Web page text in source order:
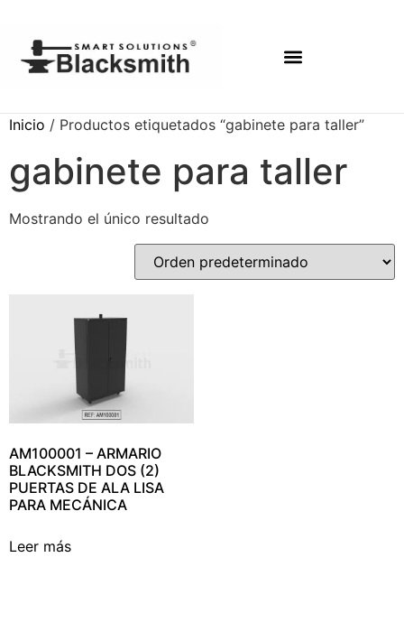
Inicio / Productos etiquetados “gabinete para taller”
gabinete para taller
Mostrando el único resultado
AM100001 – ARMARIO
BLACKSMITH DOS (2)
PUERTAS DE ALA LISA
PARA MECÁNICA
Leer más